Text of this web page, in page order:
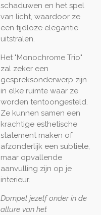
schaduwen en het spel
van licht, waardoor ze
een tijdloze elegantie
uitstralen.
Het "Monochrome Trio"
zal zeker een
gespreksonderwerp zijn
in elke ruimte waar ze
worden tentoongesteld.
Ze kunnen samen een
krachtige esthetische
statement maken of
afzonderlijk een subtiele,
maar opvallende
aanvulling zijn op je
interieur.
Dompel jezelf onder in de
allure van het